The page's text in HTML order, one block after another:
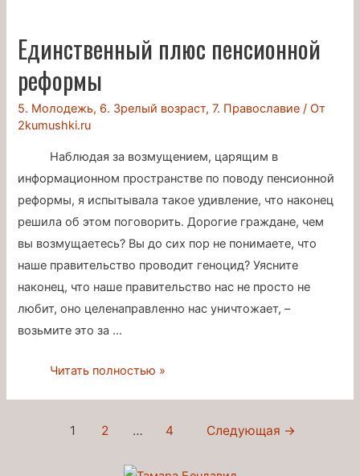
Единственный плюс пенсионной
реформы
5. Молодежь, 6. Зрелый возраст,7. Православие / От
2kumushki.ru
Наблюдая за возмущением, царящим в
информационном пространстве по поводу пенсионной
реформы, я испытывала такое удивление, что наконец
решила об этом поговорить. Дорогие граждане, чем
вы возмущаетесь? Вы до сих пор не понимаете, что
наше правительство проводит геноцид? Уясните
наконец, что наше правительство нас не просто не
любит, оно целенаправленно нас уничтожает, –
возьмите это за …
Единственный
реформы
Читать полностью »
Навигация1 2 … 4 Следующая →